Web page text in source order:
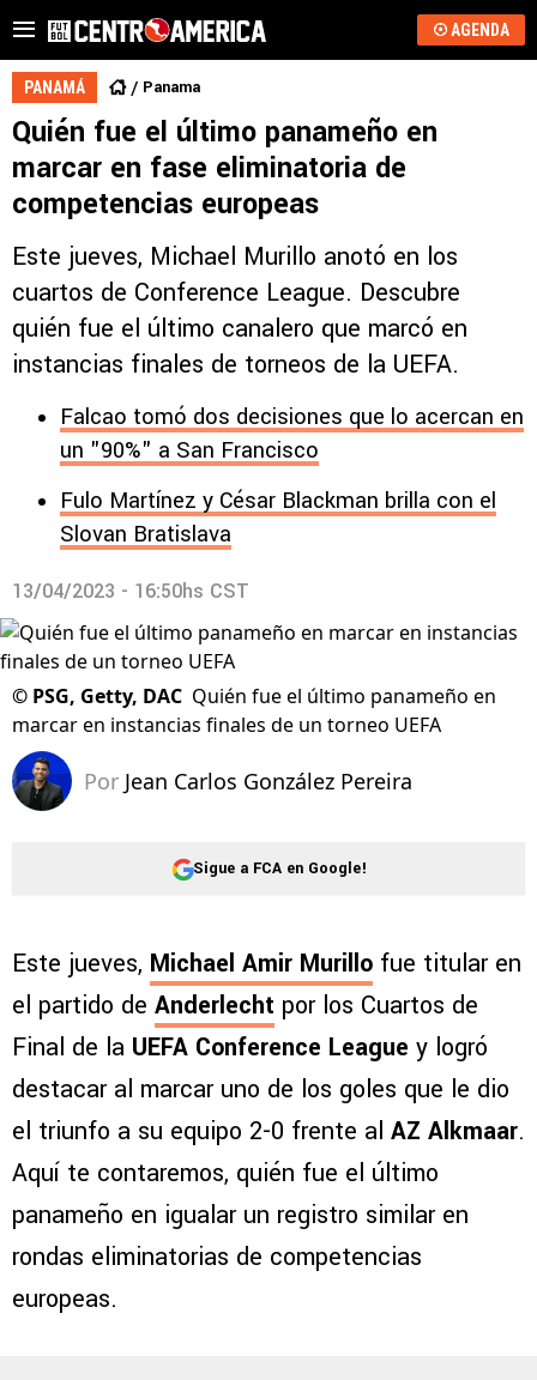
AGENDA
PANAMÁ Panama
Quién fue el último panameño en
marcar en fase eliminatoria de
competencias europeas
Este jueves, Michael Murillo anotó en los
cuartos de Conference League. Descubre
quién fue el último canalero que marcó en
instancias finales de torneos de la UEFA.
Falcao tomó dos decisiones que lo acercan en
un "90%" a San Francisco
Fulo Martínez y César Blackman brilla con el
Slovan Bratislava
13/04/2023 - 16:50hs CST
© PSG, Getty, DAC Quién fue el último panameño en
marcar en instancias finales de un torneo UEFA
Por Jean Carlos González Pereira
Sigue a FCA en Google!
Este jueves, Michael Amir Murillo fue titular en
el partido de Anderlecht por los Cuartos de
Final de la UEFA Conference League y logró
destacar al marcar uno de los goles que le dio
el triunfo a su equipo 2-0 frente al AZ Alkmaar.
Aquí te contaremos, quién fue el último
panameño en igualar un registro similar en
rondas eliminatorias de competencias
europeas.